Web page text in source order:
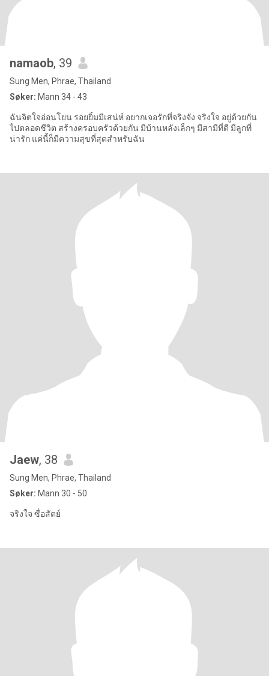
namaob, 39
Sung Men, Phrae, Thailand
Søker: Mann 34 - 43
ฉันจิตใจอ่อนโยน รอยยิ้มมีเสน่ห์ อยากเจอรักที่จริงจัง จริงใจ อยู่ด้วยกัน
ไปตลอดชีวิต สร้างครอบครัวด้วยกัน มีบ้านหลังเล็กๆ มีสามีที่ดี มีลูกที่
น่ารัก แค่นี้ก็มีความสุขที่สุดสำหรับฉัน
Jaew, 38
Sung Men, Phrae, Thailand
Søker: Mann 30 - 50
จริงใจ ซื่อสัตย์